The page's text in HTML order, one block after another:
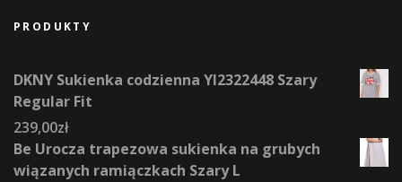
PRODUKTY
DKNY Sukienka codzienna YI2322448 Szary
Regular Fit
239,00zł
Be Urocza trapezowa sukienka na grubych
wiązanych ramiączkach Szary L